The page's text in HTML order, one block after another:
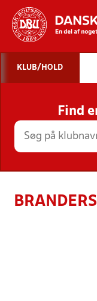
KLUB/HOLD
Find